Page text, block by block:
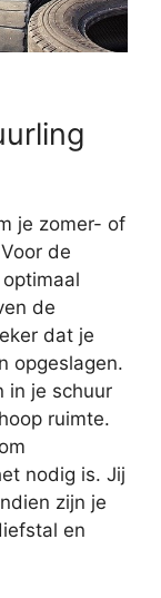
je zomer- of
de
de
dat je
opgeslagen.
in je schuur
ruimte.
nodig is. Jij
zijn je
en